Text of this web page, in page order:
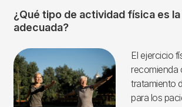
¿Qué tipo de actividad física es la
adecuada?
Imagen
El ejercicio
recomienda
tratamiento
para los